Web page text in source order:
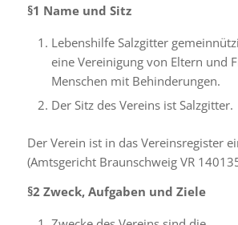
§1 Name und Sitz
Lebenshilfe Salzgitter
eine Vereinigung von Eltern und
Menschen mit Behinderungen.
Der Sitz des Vereins ist Salzgitter.
Der Verein ist in das Vereinsregister
(Amtsgericht Braunschweig VR
§2 Zweck, Aufgaben und Ziele